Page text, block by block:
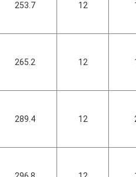
253.7 12
265.2 12
289.4 12